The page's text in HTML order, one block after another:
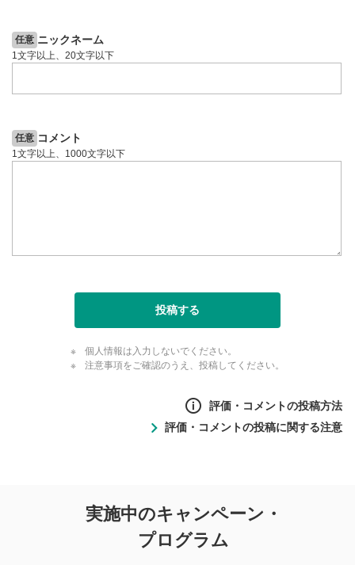
任意 ニックネーム
1文字以上、20文字以下
任意 コメント
1文字以上、1000文字以下
投稿する
個人情報は入力しないでください。
注意事項をご確認のうえ、投稿してください。
評価・コメントの投稿方法
評価・コメントの投稿に関する注意
投稿に関する注意
実施中のキャンペーン・
プログラム